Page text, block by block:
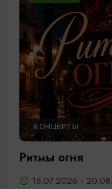
КОНЦЕРТЫ
Ритмы огня
15.07.2026 -